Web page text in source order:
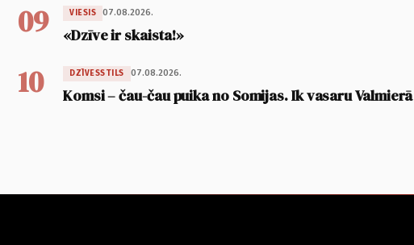
09 VIESIS 07.08.2026.
«Dzīve ir skaista!»
10 DZĪVESSTILS 07.08.2026.
Komsi – čau-čau puika no Somijas. Ik vasaru Valmierā